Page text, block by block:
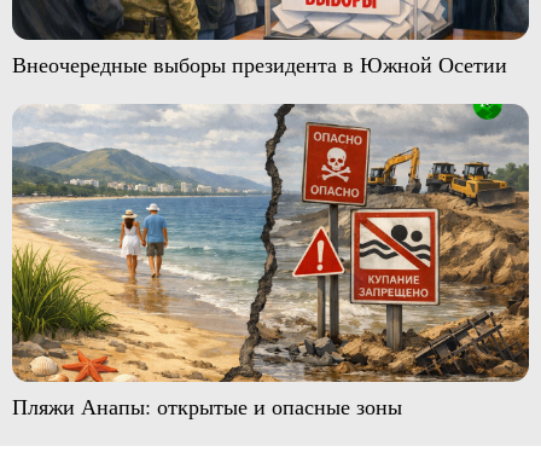
Внеочередные выборы президента в Южной Осетии
Пляжи Анапы: открытые и опасные зоны